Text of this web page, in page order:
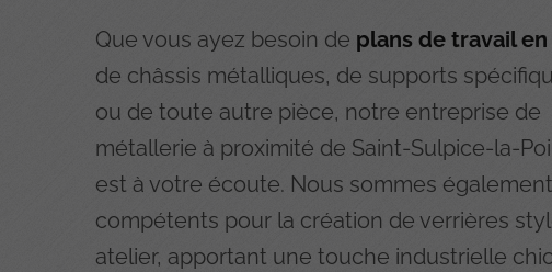
Que vous ayez besoin de plans de travail en
de châssis métalliques, de supports
ou de toute autre pièce, notre entreprise de
métallerie à proximité de Saint-Sulpice-la-
est à votre écoute. Nous sommes également
compétents pour la création de verrières
atelier, apportant une touche industrielle